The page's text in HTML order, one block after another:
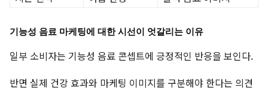
기능성 음료 마케팅에 대한 시선이 엇갈리는 이유
일부 소비자는 기능성 음료 콘셉트에 긍정적인 반응을 보인다.
반면 실제 건강 효과와 마케팅 이미지를 구분해야 한다는 의견